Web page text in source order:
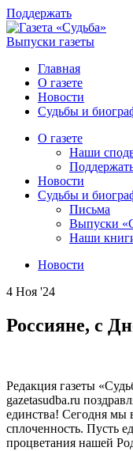
Поддержать
Выпуски газеты
Главная
О газете
Новости
Судьбы и
О газете
Наши
Новости
Судьбы и
Письма
Выпуски
Наши
Новости
4 Ноя '24
Россияне, с
Редакция газеты
gazetasudba.ru
единства! Сегодня мы
сплоченность. Пусть
процветания нашей